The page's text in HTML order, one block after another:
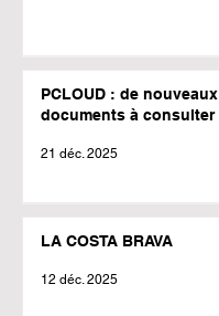
PCLOUD : de nouveaux
documents à consulter
21 déc. 2025
LA COSTA BRAVA
12 déc. 2025